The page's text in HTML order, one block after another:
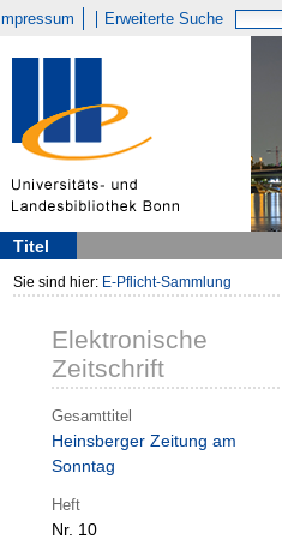
Impressum Erweiterte Suche
Titel
Sie sind hier: E-Pflicht-Sammlung
Elektronische
Zeitschrift
Gesamttitel
Heinsberger Zeitung am
Sonntag
Heft
Nr. 10